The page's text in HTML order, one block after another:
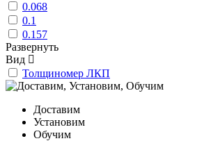
0.068
0.1
0.157
Развернуть
Вид
Толщиномер ЛКП
Доставим
Установим
Обучим